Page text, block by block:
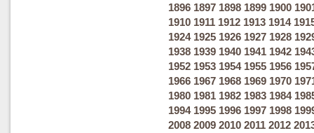
1896 1897 1898 1899 1900
1910 1911 1912 1913 1914
1924 1925 1926 1927 1928
1938 1939 1940 1941 1942
1952 1953 1954 1955 1956
1966 1967 1968 1969 1970
1980 1981 1982 1983 1984
1994 1995 1996 1997 1998
2008 2009 2010 2011 2012